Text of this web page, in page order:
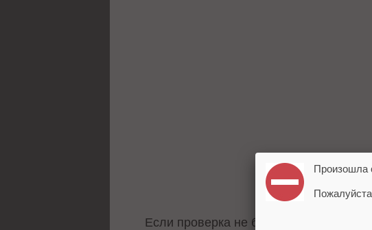
Если проверка не будет пройдена,
Произошла